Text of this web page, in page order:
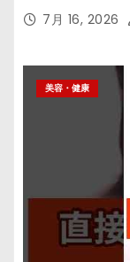
7月 16, 2026
美容・健康